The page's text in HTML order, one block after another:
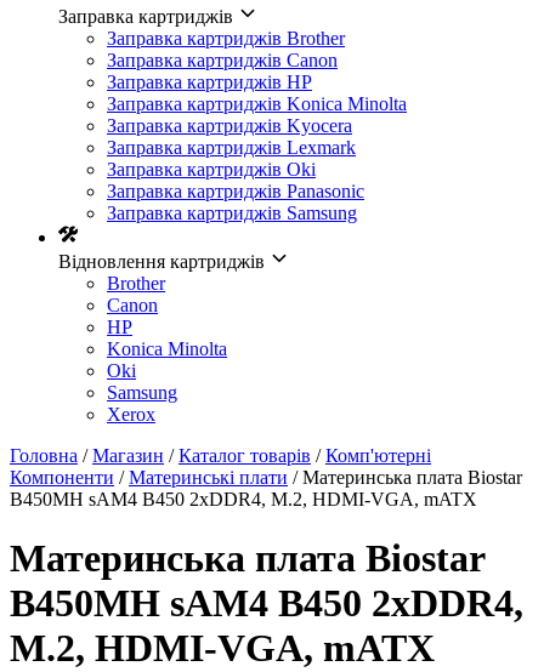
Заправка картриджів
Заправка картриджів Brother
Заправка картриджів Canon
Заправка картриджів HP
Заправка картриджів Konica Minolta
Заправка картриджів Kyocera
Заправка картриджів Lexmark
Заправка картриджів Oki
Заправка картриджів Panasonic
Заправка картриджів Samsung
Відновлення картриджів
Brother
Canon
HP
Konica Minolta
Oki
Samsung
Xerox
Головна /Магазин /Каталог товарів /Комп'ютерні
Компоненти /Материнські плати / Материнcька плата Biostar
B450MH sAM4 B450 2xDDR4, M.2, HDMI-VGA, mATX
Материнcька плата Biostar
B450MH sAM4 B450 2xDDR4,
M.2, HDMI-VGA, mATX